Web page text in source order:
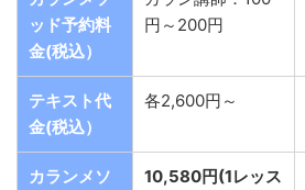
ッド予約料
金(税込）
円～200円
テキスト代
金(税込）
各2,600円～
カランメソ
10,580円(1レッス